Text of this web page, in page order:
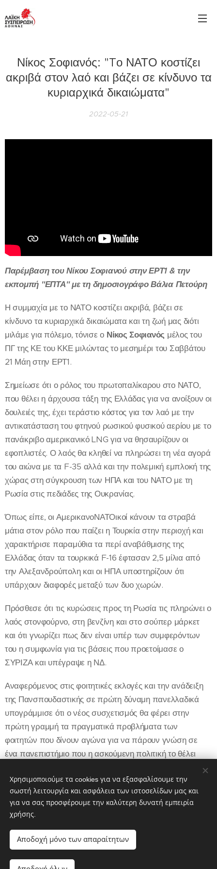
Νίκος Σοφιανός: "Tο ΝΑΤΟ κοστίζει
ακριβά στον λαό και βάζει σε κίνδυνο τα
κυριαρχικά δικαιώματα"
2022-05-21
Παρέμβαση του Νίκου Σοφιανού στην ΕΡΤ1 & την
εκπομπή "ΕΠΤΑ" με τη δημοσιογράφο Βάλια Πετούρη
Η συμμαχία με το ΝΑΤΟ κοστίζει ακριβά, βάζει σε
κίνδυνο τα κυριαρχικά δικαιώματα και τη ζωή μας διότι
μιλάμε για πόλεμο, τόνισε ο Νίκος Σοφιανός μέλος του
ΠΓ της ΚΕ του ΚΚΕ μιλώντας το μεσημέρι του Σαββάτου
21 Μάη στην ΕΡΤ1.
Σημείωσε ότι ο ρόλος του πρωτοπαλίκαρου στο ΝΑΤΟ,
που θέλει η άρχουσα τάξη της Ελλάδας για να ανοίξουν οι
δουλειές της, έχει τεράστιο κόστος για τον λαό με την
αντικατάσταση του φτηνού ρωσικού φυσικού αερίου με το
πανάκριβο αμερικανικό LNG για να θησαυρίζουν οι
εφοπλιστές. Ο λαός θα κληθεί να πληρώσει τη νέα αγορά
του αιώνα με τα F-35 αλλά και την πολεμική εμπλοκή της
χώρας στη σύγκρουση των ΗΠΑ και του ΝΑΤΟ με τη
Ρωσία στις πεδιάδες της Ουκρανίας.
Όπως είπε, οι ΑμερικανοΝΑΤΟικοί κάνουν τα στραβά
μάτια στον ρόλο που παίζει η Τουρκία στην περιοχή και
χαρακτήρισε παραμύθια τα περί αναβάθμισης της
Ελλάδας όταν τα τουρκικά F-16 έφτασαν 2,5 μίλια από
την Αλεξανδρούπολη και οι ΗΠΑ υποστηρίζουν ότι
υπάρχουν διαφορές μεταξύ των δυο χωρών.
Πρόσθεσε ότι τις κυρώσεις προς τη Ρωσία τις πληρώνει ο
λαός στονφούρνο, στη βενζίνη και στο σούπερ μάρκετ
και ότι γνωρίζει πως δεν είναι υπέρ των συμφερόντων
του η συμφωνία για τις βάσεις που προετοίμασε ο
ΣΥΡΙΖΑ και υπέγραψε η ΝΔ.
Αναφερόμενος στις φοιτητικές εκλογές και την ανάδειξη
της Πανσπουδαστικής σε πρώτη δύναμη πανελλαδικά
υπογράμμισε ότι ο νέος συσχετισμός θα φέρει στην
πρώτη γραμμή τα πραγματικά προβλήματα των
φοιτητών που δίνουν αγώνα για να πάρουν γνώση σε
ένα πανεπιστήμιο που η ασκούμενη πολιτική το θέλει
ήττες στα πανεπιστήμια και θα γνωρίσει κι άλλες.
Χρησιμοποιούμε τα cookies για να εξασφαλίσουμε την
σωστή λειτουργία και ασφάλεια των ιστοσελίδων μας και
για να σας προσφέρουμε την καλύτερη δυνατή εμπειρία
χρήσης.
Αποδοχή μόνο των απαραίτητων